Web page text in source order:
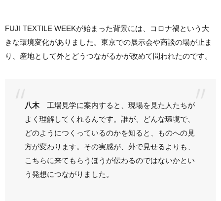
FUJI TEXTILE WEEKが始まった背景には、コロナ禍という大
きな環境変化がありました。東京での展示会や商談の場が止ま
り、産地として外とどうつながるかが改めて問われたのです。
八木工場見学に案内すると、現場を見た人たちが
よく理解してくれるんです。誰が、どんな環境で、
どのようにつくっているのかを知ると、ものへの見
方が変わります。その実感が、外で見せるよりも、
こちらに来てもらうほうが伝わるのではないかとい
う発想につながりました。